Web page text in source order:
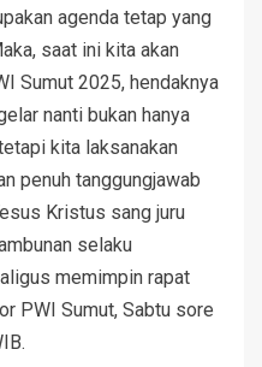
agenda tetap yang
saat ini kita akan
Sumut 2025, hendaknya
nanti bukan hanya
kita laksanakan
penuh tanggungjawab
Kristus sang juru
selaku
memimpin rapat
PWI Sumut, Sabtu sore